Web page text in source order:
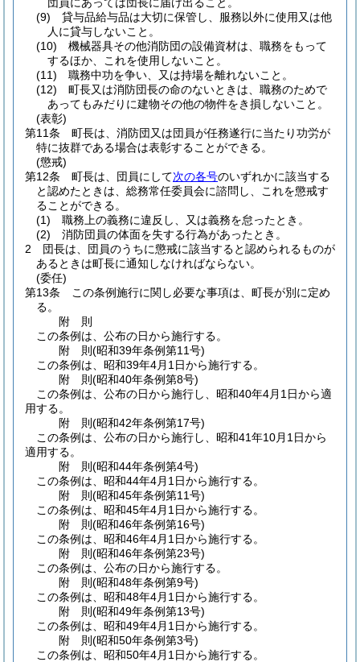
(9)
貸与品給与品は大切に保管し、服務以外に使用又は他
人に貸与しないこと。
(10)
機械器具その他消防団の設備資材は、職務をもって
するほか、これを使用しないこと。
(11)
職務中功を争い、又は持場を離れないこと。
(12)
町長又は消防団長の命のないときは、職務のためで
あってもみだりに建物その他の物件をき損しないこと。
(表彰)
第11条
町長は、消防団又は団員が任務遂行に当たり功労が
特に抜群である場合は表彰することができる。
(懲戒)
第12条
町長は、団員にして次の各号のいずれかに該当する
と認めたときは、総務常任委員会に諮問し、これを懲戒す
ることができる。
(1)
職務上の義務に違反し、又は義務を怠ったとき。
(2)
消防団員の体面を失する行為があったとき。
2
団長は、団員のうちに懲戒に該当すると認められるものが
あるときは町長に通知しなければならない。
(委任)
第13条
この条例施行に関し必要な事項は、町長が別に定め
る。
附 則
この条例は、公布の日から施行する。
附 則(昭和39年条例第11号)
この条例は、昭和39年4月1日から施行する。
附 則(昭和40年条例第8号)
この条例は、公布の日から施行し、昭和40年4月1日から適
用する。
附 則(昭和42年条例第17号)
この条例は、公布の日から施行し、昭和41年10月1日から
適用する。
附 則(昭和44年条例第4号)
この条例は、昭和44年4月1日から施行する。
附 則(昭和45年条例第11号)
この条例は、昭和45年4月1日から施行する。
附 則(昭和46年条例第16号)
この条例は、昭和46年4月1日から施行する。
附 則(昭和46年条例第23号)
この条例は、公布の日から施行する。
附 則(昭和48年条例第9号)
この条例は、昭和48年4月1日から施行する。
附 則(昭和49年条例第13号)
この条例は、昭和49年4月1日から施行する。
附 則(昭和50年条例第3号)
この条例は、昭和50年4月1日から施行する。